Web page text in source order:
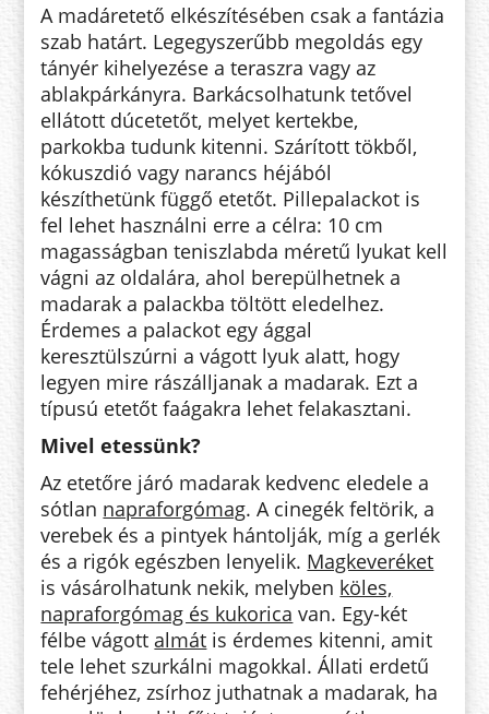
A madáretető elkészítésében csak a fantázia
szab határt. Legegyszerűbb megoldás egy
tányér kihelyezése a teraszra vagy az
ablakpárkányra. Barkácsolhatunk tetővel
ellátott dúcetetőt, melyet kertekbe,
parkokba tudunk kitenni. Szárított tökből,
kókuszdió vagy narancs héjából
készíthetünk függő etetőt. Pillepalackot is
fel lehet használni erre a célra: 10 cm
magasságban teniszlabda méretű lyukat kell
vágni az oldalára, ahol berepülhetnek a
madarak a palackba töltött eledelhez.
Érdemes a palackot egy ággal
keresztülszúrni a vágott lyuk alatt, hogy
legyen mire rászálljanak a madarak. Ezt a
típusú etetőt faágakra lehet felakasztani.
Mivel etessünk?
Az etetőre járó madarak kedvenc eledele a
sótlan napraforgómag. A cinegék feltörik, a
verebek és a pintyek hántolják, míg a gerlék
és a rigók egészben lenyelik. Magkeveréket
is vásárolhatunk nekik, melyben köles,
napraforgómag és kukorica van. Egy-két
félbe vágottalmát is érdemes kitenni, amit
tele lehet szurkálni magokkal. Állati erdetű
fehérjéhez, zsírhoz juthatnak a madarak, ha